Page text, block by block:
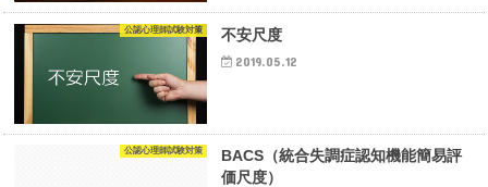
公認心理師試験対策 不安尺度
2019.05.12
公認心理師試験対策
BACS（統合失調症認知機能簡易評
価尺度）